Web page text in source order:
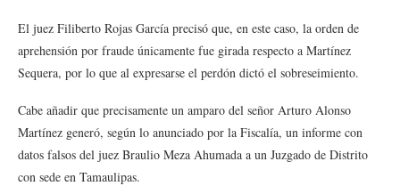
El juez Filiberto Rojas García precisó que, en este caso, la orden de
aprehensión por fraude únicamente fue girada respecto a Martínez
Sequera, por lo que al expresarse el perdón dictó el sobreseimiento.
Cabe añadir que precisamente un amparo del señor Arturo Alonso
Martínez generó, según lo anunciado por la Fiscalía, un informe con
datos falsos del juez Braulio Meza Ahumada a un Juzgado de Distrito
con sede en Tamaulipas.